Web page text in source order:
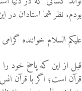
بودم. نظر شما استادان
علیکم السلام خواننده
قبل از این که پاسخ‌ خود
قرآن است؛ اگر با قرآن